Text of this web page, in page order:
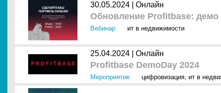
30.05.2024 | Онлайн
Обновление Profitbase: демо
Вебинар ит в недвижимости
25.04.2024 | Онлайн
Profitbase DemoDay 2024
Мероприятие цифровизация, ит в